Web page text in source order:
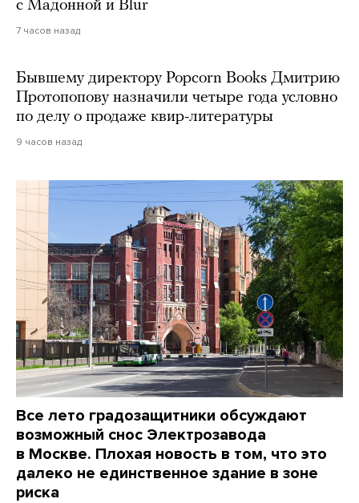
с Мадонной и Blur
7 часов назад
Бывшему директору Popcorn Books Дмитрию
Протопопову назначили четыре года условно
по делу о продаже квир-литературы
9 часов назад
Все лето градозащитники обсуждают
возможный снос Электрозавода
в Москве. Плохая новость в том, что это
далеко не единственное здание в зоне
риска